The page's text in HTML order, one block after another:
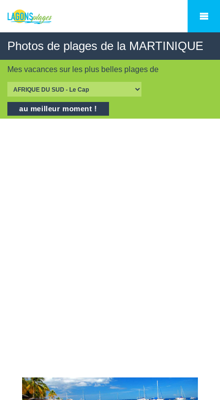
Photos de plages de la MARTINIQUE
Mes vacances sur les plus belles plages de
au meilleur moment !